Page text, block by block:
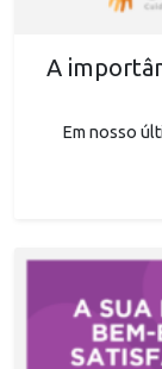
A
Em nosso